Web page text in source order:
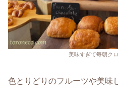
美味すぎて毎朝ク
色とりどりのフルーツや美味